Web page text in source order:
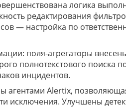
логика
редактирования
— настройка по
поля-агрегаторы
полнотекстового поиска
инцидентов.
агентами Alertix,
исключения. Улучшены